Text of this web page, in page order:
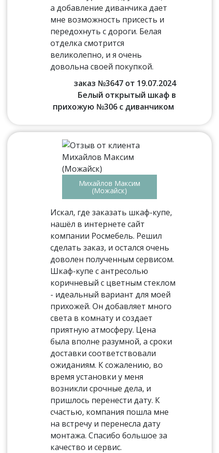
а добавление диванчика дает
мне возможность присесть и
передохнуть с дороги. Белая
отделка смотрится
великолепно, и я очень
довольна своей покупкой.
заказ №3647 от 19.07.2024
Белый открытый шкаф в
прихожую №306 с диванчиком
Михайлов Максим
(Можайск)
Искал, где заказать шкаф-купе,
нашёл в интернете сайт
компании Росмебель. Решил
сделать заказ, и остался очень
доволен полученным сервисом.
Шкаф-купе с антресолью
коричневый с цветным стеклом
- идеальный вариант для моей
прихожей. Он добавляет много
света в комнату и создает
приятную атмосферу. Цена
была вполне разумной, а сроки
доставки соответствовали
ожиданиям. К сожалению, во
время установки у меня
возникли срочные дела, и
пришлось перенести дату. К
счастью, компания пошла мне
на встречу и перенесла дату
монтажа. Спасибо большое за
качество и сервис.